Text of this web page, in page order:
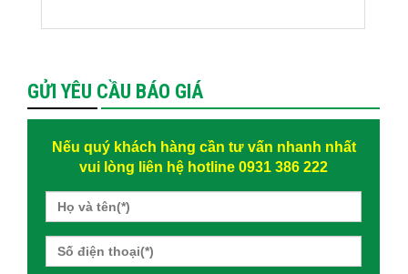
GỬI YÊU CẦU BÁO GIÁ
Nếu quý khách hàng cần tư vấn nhanh nhất
vui lòng liên hệ hotline 0931 386 222